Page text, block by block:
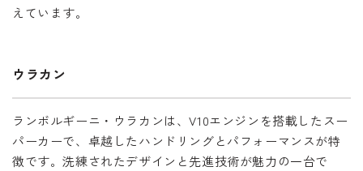
えています。
ウラカン
ランボルギーニ・ウラカンは、V10エンジンを搭載したスー
パーカーで、卓越したハンドリングとパフォーマンスが特
徴です。洗練されたデザインと先進技術が魅力の一台で